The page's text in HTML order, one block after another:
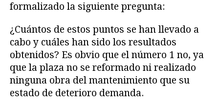
formalizado la siguiente pregunta:
¿Cuántos de estos puntos se han llevado a
cabo y cuáles han sido los resultados
obtenidos? Es obvio que el número 1 no, ya
que la plaza no se reformado ni realizado
ninguna obra del mantenimiento que su
estado de deterioro demanda.